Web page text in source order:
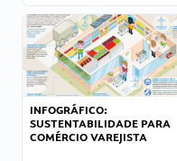
INFOGRÁFICO:
SUSTENTABILIDADE PARA
COMÉRCIO VAREJISTA